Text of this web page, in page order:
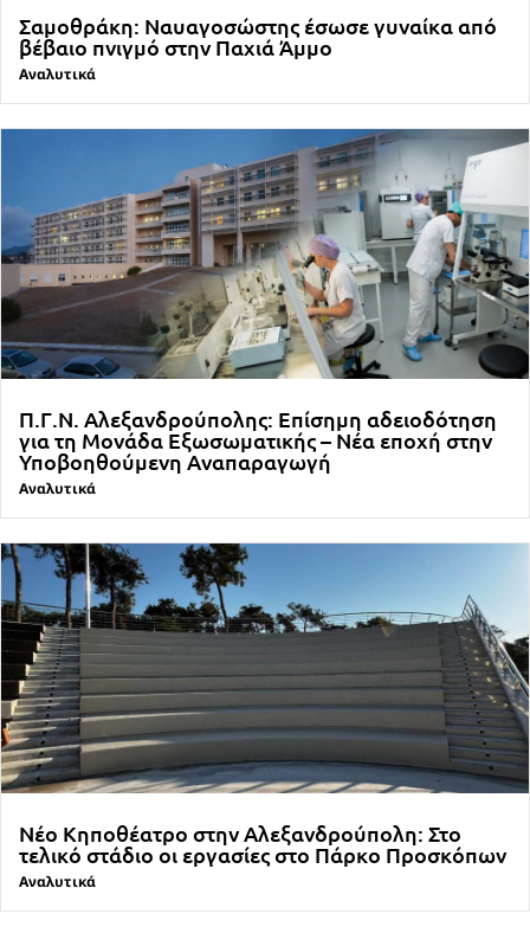
Σαμοθράκη: Ναυαγοσώστης έσωσε γυναίκα από
βέβαιο πνιγμό στην Παχιά Άμμο
Αναλυτικά
Π.Γ.Ν. Αλεξανδρούπολης: Επίσημη αδειοδότηση
για τη Μονάδα Εξωσωματικής – Νέα εποχή στην
Υποβοηθούμενη Αναπαραγωγή
Αναλυτικά
Νέο Κηποθέατρο στην Αλεξανδρούπολη: Στο
τελικό στάδιο οι εργασίες στο Πάρκο Προσκόπων
Αναλυτικά